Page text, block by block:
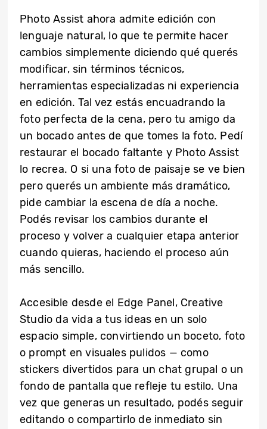
Photo Assist ahora admite edición con
lenguaje natural, lo que te permite hacer
cambios simplemente diciendo qué querés
modificar, sin términos técnicos,
herramientas especializadas ni experiencia
en edición. Tal vez estás encuadrando la
foto perfecta de la cena, pero tu amigo da
un bocado antes de que tomes la foto. Pedí
restaurar el bocado faltante y Photo Assist
lo recrea. O si una foto de paisaje se ve bien
pero querés un ambiente más dramático,
pide cambiar la escena de día a noche.
Podés revisar los cambios durante el
proceso y volver a cualquier etapa anterior
cuando quieras, haciendo el proceso aún
más sencillo.
Accesible desde el Edge Panel, Creative
Studio da vida a tus ideas en un solo
espacio simple, convirtiendo un boceto, foto
o prompt en visuales pulidos — como
stickers divertidos para un chat grupal o un
fondo de pantalla que refleje tu estilo. Una
vez que generas un resultado, podés seguir
editando o compartirlo de inmediato sin